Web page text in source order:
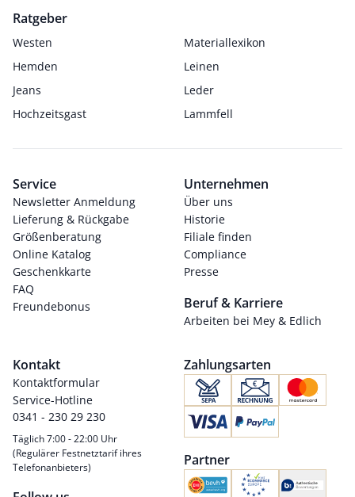
Ratgeber
Westen
Materiallexikon
Hemden
Leinen
Jeans
Leder
Hochzeitsgast
Lammfell
Service
Newsletter Anmeldung
Lieferung & Rückgabe
Größenberatung
Online Katalog
Geschenkkarte
FAQ
Freundebonus
Unternehmen
Über uns
Historie
Filiale finden
Compliance
Presse
Beruf & Karriere
Arbeiten bei Mey & Edlich
Kontakt
Kontaktformular
Service-Hotline
0341 - 230 29 230
Täglich 7:00 - 22:00 Uhr
(Regulärer Festnetztarif ihres
Telefonanbieters)
Zahlungsarten
Partner